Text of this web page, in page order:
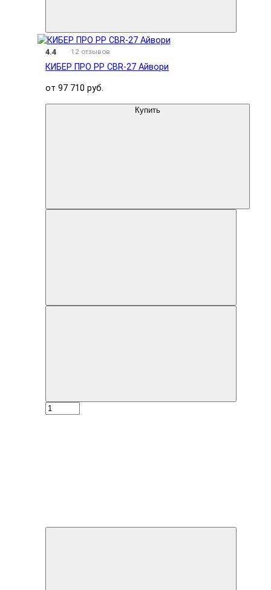
4.4 12 отзывов
КИБЕР ПРО PP CBR-27 Айвори
от 97 710 руб.
Купить